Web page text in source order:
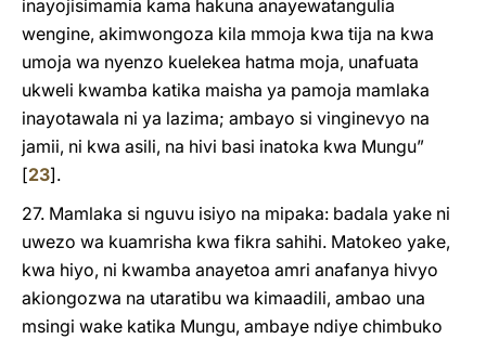
inayojisimamia kama hakuna anayewatangulia
wengine, akimwongoza kila mmoja kwa tija na kwa
umoja wa nyenzo kuelekea hatma moja, unafuata
ukweli kwamba katika maisha ya pamoja mamlaka
inayotawala ni ya lazima; ambayo si vinginevyo na
jamii, ni kwa asili, na hivi basi inatoka kwa Mungu”
[23].
27. Mamlaka si nguvu isiyo na mipaka: badala yake ni
uwezo wa kuamrisha kwa fikra sahihi. Matokeo yake,
kwa hiyo, ni kwamba anayetoa amri anafanya hivyo
akiongozwa na utaratibu wa kimaadili, ambao una
msingi wake katika Mungu, ambaye ndiye chimbuko